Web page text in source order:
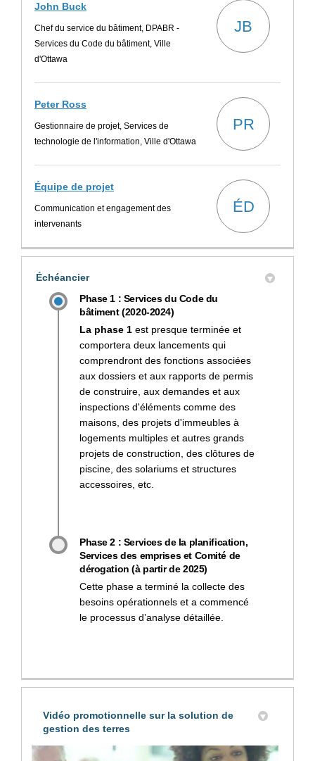
John Buck
Chef du service du bâtiment, DPABR -
Services du Code du bâtiment, Ville
d'Ottawa
JB
Peter Ross
Gestionnaire de projet, Services de
technologie de l'information, Ville d'Ottawa
PR
Équipe de projet
Communication et engagement des
intervenants
ÉD
Échéancier
Phase 1 : Services du Code du
bâtiment (2020-2024)
La phase 1 est presque terminée et
comportera deux lancements qui
comprendront des fonctions associées
aux dossiers et aux rapports de permis
de construire, aux demandes et aux
inspections d'éléments comme des
maisons, des projets d'immeubles à
logements multiples et autres grands
projets de construction, des clôtures de
piscine, des solariums et structures
accessoires, etc.
Phase 2 : Services de la planification,
Services des emprises et Comité de
dérogation (à partir de 2025)
Cette phase a terminé la collecte des
besoins opérationnels et a commencé
le processus d’analyse détaillée.
Vidéo promotionnelle sur la solution de
gestion des terres